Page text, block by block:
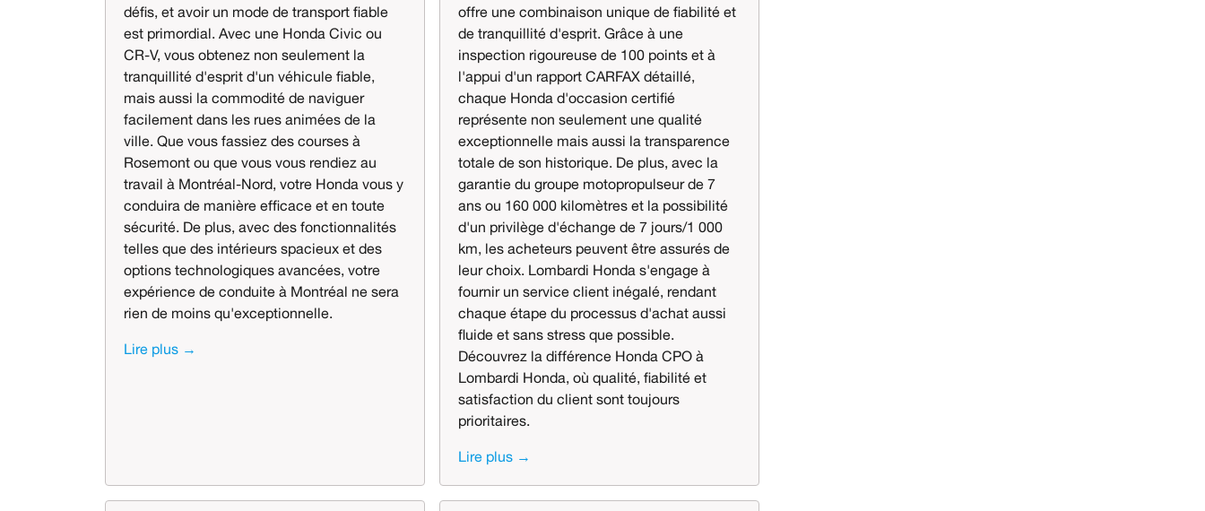
défis, et avoir un mode de transport fiable
est primordial. Avec une Honda Civic ou
CR-V, vous obtenez non seulement la
tranquillité d'esprit d'un véhicule fiable,
mais aussi la commodité de naviguer
facilement dans les rues animées de la
ville. Que vous fassiez des courses à
Rosemont ou que vous vous rendiez au
travail à Montréal-Nord, votre Honda vous y
conduira de manière efficace et en toute
sécurité. De plus, avec des fonctionnalités
telles que des intérieurs spacieux et des
options technologiques avancées, votre
expérience de conduite à Montréal ne sera
rien de moins qu'exceptionnelle.
Lire plus →
offre une combinaison unique de fiabilité et
de tranquillité d'esprit. Grâce à une
inspection rigoureuse de 100 points et à
l'appui d'un rapport CARFAX détaillé,
chaque Honda d'occasion certifié
représente non seulement une qualité
exceptionnelle mais aussi la transparence
totale de son historique. De plus, avec la
garantie du groupe motopropulseur de 7
ans ou 160 000 kilomètres et la possibilité
d'un privilège d'échange de 7 jours/1 000
km, les acheteurs peuvent être assurés de
leur choix. Lombardi Honda s'engage à
fournir un service client inégalé, rendant
chaque étape du processus d'achat aussi
fluide et sans stress que possible.
Découvrez la différence Honda CPO à
Lombardi Honda, où qualité, fiabilité et
satisfaction du client sont toujours
prioritaires.
Lire plus →